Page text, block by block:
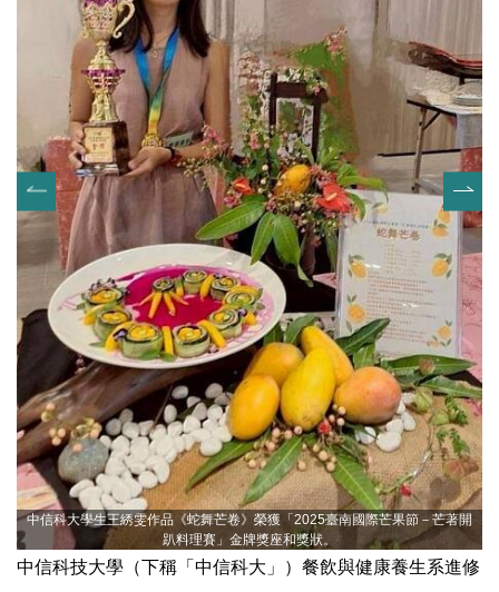
中信科大學生王綉雯作品《蛇舞芒卷》榮獲「2025臺南國際芒果節－芒著開
趴料理賽」金牌獎座和獎狀。
中信科技大學（下稱「中信科大」）餐飲與健康養生系進修